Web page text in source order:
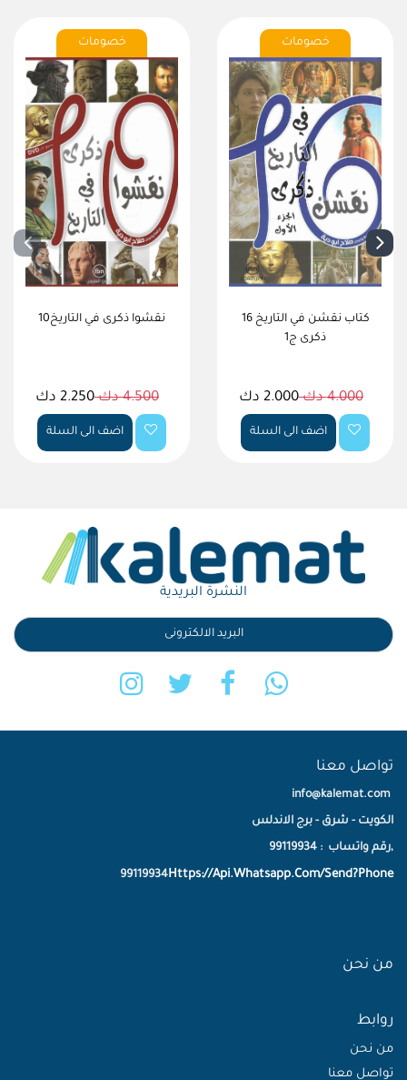
خصومات
10نقشوا ذكرى في التاريخ
4.500 دك 2.250 دك
اضف الى السلة
خصومات
16 كتاب نقشن في التاريخ
ذكرى ج1
4.000 دك 2.000 دك
اضف الى السلة
النشرة البريدية
تواصل معنا
info@kalemat.com
الكويت - شرق - برج الاندلس
,رقم واتساب : 99119934
Https://Api.Whatsapp.Com/Send?Phone
99119934
من نحن
روابط
من نحن
تواصل معنا